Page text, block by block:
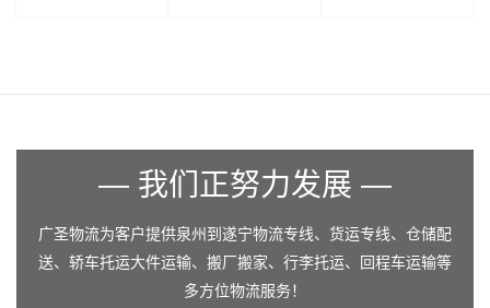
— 我们正努力发展 —
广圣物流为客户提供泉州到遂宁物流专线、货运专线、仓储配
送、轿车托运大件运输、搬厂搬家、行李托运、回程车运输等
多方位物流服务！